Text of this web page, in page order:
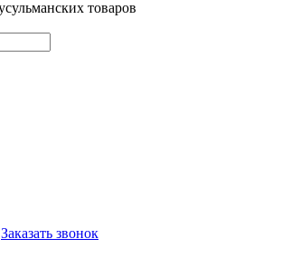
Заказать звонок